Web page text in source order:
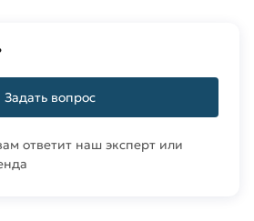
Задать вопрос
ответит наш эксперт или